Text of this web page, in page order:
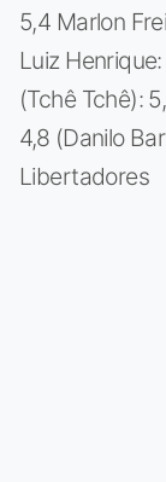
5,4 Marlon
Luiz
(Tchê Tchê):
4,8 (Danilo
Libertadores